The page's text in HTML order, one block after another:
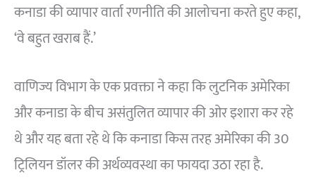
कनाडा की व्यापार वार्ता रणनीति की आलोचना करते हुए कहा,
‘वे बहुत खराब हैं.’
वाणिज्य विभाग के एक प्रवक्ता ने कहा कि लुटनिक अमेरिका
और कनाडा के बीच असंतुलित व्यापार की ओर इशारा कर रहे
थे और यह बता रहे थे कि कनाडा किस तरह अमेरिका की 30
ट्रिलियन डॉलर की अर्थव्यवस्था का फायदा उठा रहा है.